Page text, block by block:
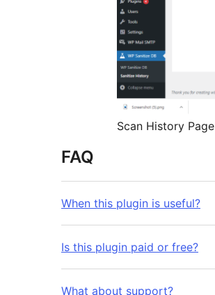
Scan History Page
FAQ
When this plugin is useful?
Is this plugin paid or free?
What about support?